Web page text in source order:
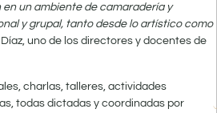
un ambiente de camaradería y
y grupal, tanto desde lo artístico como
uno de los directores y docentes de
charlas, talleres, actividades
todas dictadas y coordinadas por